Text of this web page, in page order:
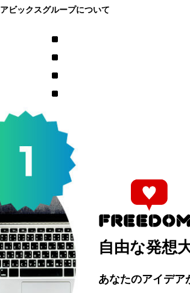
アビックスグループについて
自由な発想
あなたのアイデア